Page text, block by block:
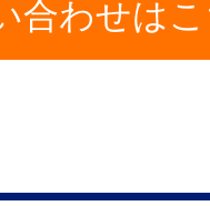
合わせは